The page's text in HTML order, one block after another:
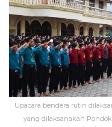
Upacara bendera rutin
yang dilaksanakan